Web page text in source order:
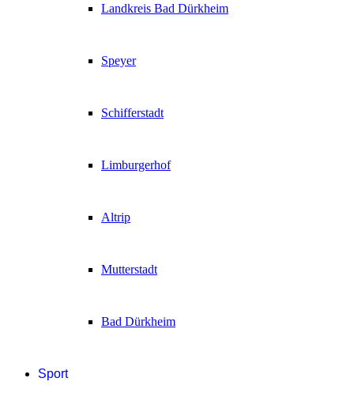
Landkreis Bad Dürkheim
Speyer
Schifferstadt
Limburgerhof
Altrip
Mutterstadt
Bad Dürkheim
Sport